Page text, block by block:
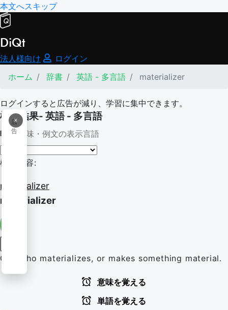
本文へスキップ
DiQt
法人様向け
ログイン
ホーム
辞書 英語 - 多言語 materializer
ログインすると広告が減り、学習に集中できます。
×
広
告
検索結果- 英語 - 多言語
意味・例文の表示言語
検索内容:
materializer
materializer
One who materializes, or makes something material.
意味を覚える
単語を覚える